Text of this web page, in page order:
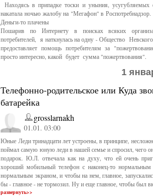
Находясь в припадке тоски и уныния, усугубляемых
накатала ночью жалобу на "Мегафон" в Роспотребнадзор.
Деньги-то плачены
Пошарив по Интернету в поисках всяких
потребителей, я наткнулась на одну - Общество
предоставляет помощь потребителям за
просто интересно, какой будет сумма "пожертвования".
1
Телефонно-родительское или Куда
батарейка
grosslarnakh
01.01. 03:00
Юные Леди тринадцати лет устроены, в принципе,
поймал самую юную леди в нашей семье и спросил, чего
подарок. Ю.Л. отвечала как на духу, что ей очень
хороший мобильный телефон с наконец-то нормальным
нормальным экраном, и чтобы на нем, главное,
бы - главное - не тормозил. Ну и еще главное, чтобы был
развернуть>>